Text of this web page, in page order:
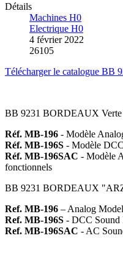
Détails
Machines H0
Electrique H0
4 février 2022
26105
Télécharger le catalogue BB
BB 9231 BORDEAUX
Réf. MB-196 - Modèle
Réf. MB-196S - Modèle
Réf. MB-196SAC - Modèle
fonctionnels
BB 9231 BORDEAUX
Ref. MB-196 – Analog Model
Ref. MB-196S - DCC Sound
Ref. MB-196SAC - AC